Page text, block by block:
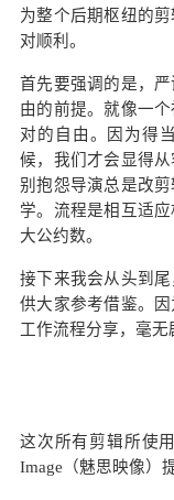
为整个后期枢纽的
对顺利。
首先要强调的是，
由的前提。就像一
对的自由。因为得
候，我们才会显得
别抱怨导演总是改
学。流程是相互适
大公约数。
接下来我会从头到
供大家参考借鉴。
工作流程分享，毫无
这次所有剪辑所使
Image（魅思映像）